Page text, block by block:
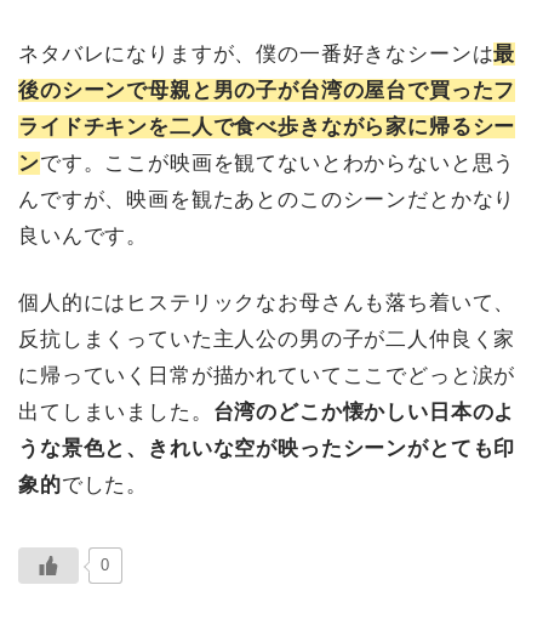
ネタバレになりますが、僕の一番好きなシーンは最
後のシーンで母親と男の子が台湾の屋台で買ったフ
ライドチキンを二人で食べ歩きながら家に帰るシー
ンです。ここが映画を観てないとわからないと思う
んですが、映画を観たあとのこのシーンだとかなり
良いんです。
個人的にはヒステリックなお母さんも落ち着いて、
反抗しまくっていた主人公の男の子が二人仲良く家
に帰っていく日常が描かれていてここでどっと涙が
出てしまいました。 台湾のどこか懐かしい日本のよ
うな景色と、きれいな空が映ったシーンがとても印
象的でした。
0